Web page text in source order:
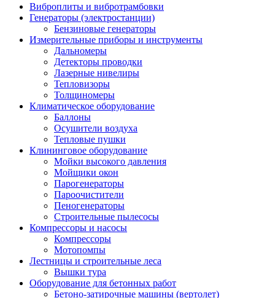
Виброплиты и вибротрамбовки
Генераторы (электростанции)
Бензиновые генераторы
Измерительные приборы и инструменты
Дальномеры
Детекторы проводки
Лазерные нивелиры
Тепловизоры
Толщиномеры
Климатическое оборудование
Баллоны
Осушители воздуха
Тепловые пушки
Клининговое оборудование
Мойки высокого давления
Мойщики окон
Парогенераторы
Пароочистители
Пеногенераторы
Строительные пылесосы
Компрессоры и насосы
Компрессоры
Мотопомпы
Лестницы и строительные леса
Вышки тура
Оборудование для бетонных работ
Бетоно-затирочные машины (вертолет)